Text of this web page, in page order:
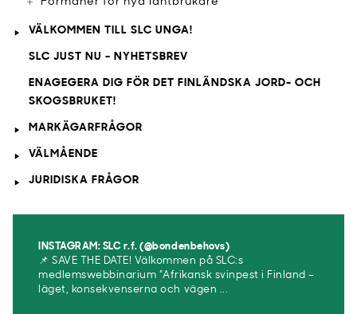
VÄLKOMMEN TILL SLC UNGA!
SLC JUST NU - NYHETSBREV
ENAGEGERA DIG FÖR DET FINLÄNDSKA JORD- OCH
SKOGSBRUKET!
MARKÄGARFRÅGOR
VÄLMÅENDE
JURIDISKA FRÅGOR
INSTAGRAM: SLC r.f. (@bondenbehovs)
📌 SAVE THE DATE! Välkommen på SLC:s
medlemswebbinarium ”Afrikansk svinpest i Finland –
läget, konsekvenserna och vägen ...